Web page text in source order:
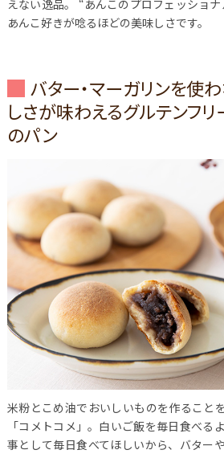
えない逸品。 “あんこのプロフェッショナ
あんこ好きが唸るほどの美味しさです。
バター・マーガリンを使
しさが味わえるグルテンフ
のパン
米粉とこめ油でおいしいものを作ること
「コメトコメ」。白いご飯を毎日食べる
事として毎日食べてほしいから、バター